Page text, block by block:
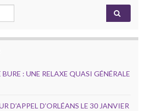
BURE : UNE RELAXE QUASI GÉNÉRALE
D’APPEL D’ORLÉANS LE 30 JANVIER